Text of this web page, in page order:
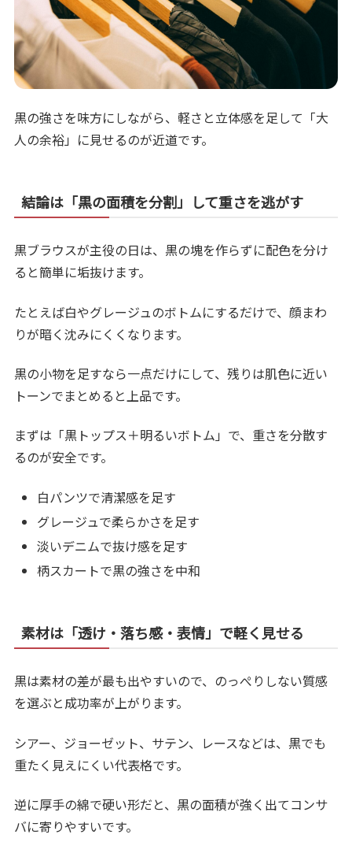
黒の強さを味方にしながら、軽さと立体感を足して「大
人の余裕」に見せるのが近道です。
結論は「黒の面積を分割」して重さを逃がす
黒ブラウスが主役の日は、黒の塊を作らずに配色を分け
ると簡単に垢抜けます。
たとえば白やグレージュのボトムにするだけで、顔まわ
りが暗く沈みにくくなります。
黒の小物を足すなら一点だけにして、残りは肌色に近い
トーンでまとめると上品です。
まずは「黒トップス＋明るいボトム」で、重さを分散す
るのが安全です。
白パンツで清潔感を足す
グレージュで柔らかさを足す
淡いデニムで抜け感を足す
柄スカートで黒の強さを中和
素材は「透け・落ち感・表情」で軽く見せる
黒は素材の差が最も出やすいので、のっぺりしない質感
を選ぶと成功率が上がります。
シアー、ジョーゼット、サテン、レースなどは、黒でも
重たく見えにくい代表格です。
逆に厚手の綿で硬い形だと、黒の面積が強く出てコンサ
バに寄りやすいです。